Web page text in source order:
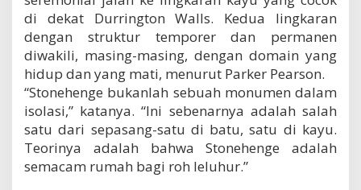
di dekat Durrington Walls. Kedua lingkaran
dengan struktur temporer dan permanen
diwakili, masing-masing, dengan domain yang
hidup dan yang mati, menurut Parker Pearson.
“Stonehenge bukanlah sebuah monumen dalam
isolasi,” katanya. “Ini sebenarnya adalah salah
satu dari sepasang-satu di batu, satu di kayu.
Teorinya adalah bahwa Stonehenge adalah
semacam rumah bagi roh leluhur.”